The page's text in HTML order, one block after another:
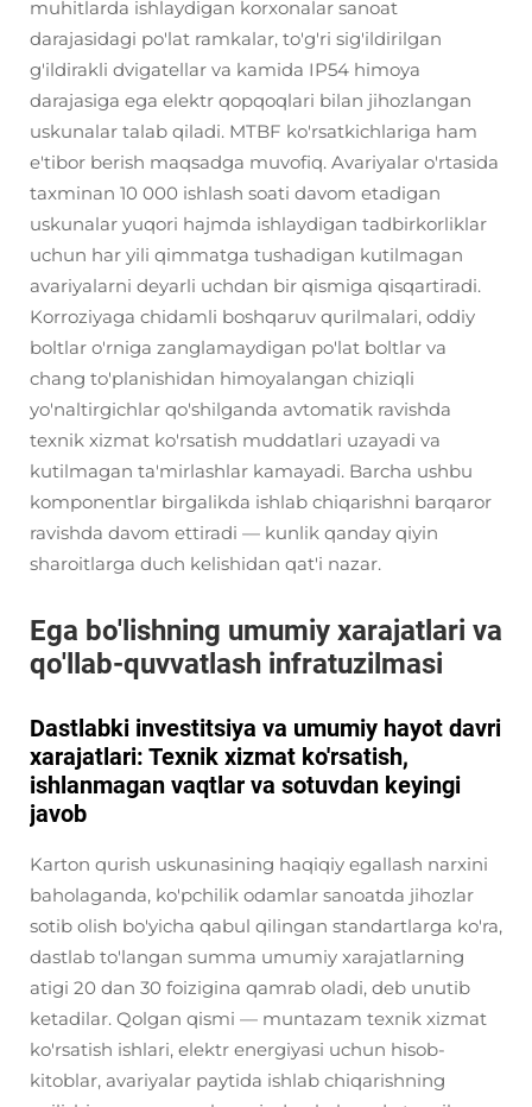
muhitlarda ishlaydigan korxonalar sanoat
darajasidagi po'lat ramkalar, to'g'ri sig'ildirilgan
g'ildirakli dvigatellar va kamida IP54 himoya
darajasiga ega elektr qopqoqlari bilan jihozlangan
uskunalar talab qiladi. MTBF ko'rsatkichlariga ham
e'tibor berish maqsadga muvofiq. Avariyalar o'rtasida
taxminan 10 000 ishlash soati davom etadigan
uskunalar yuqori hajmda ishlaydigan tadbirkorliklar
uchun har yili qimmatga tushadigan kutilmagan
avariyalarni deyarli uchdan bir qismiga qisqartiradi.
Korroziyaga chidamli boshqaruv qurilmalari, oddiy
boltlar o'rniga zanglamaydigan po'lat boltlar va
chang to'planishidan himoyalangan chiziqli
yo'naltirgichlar qo'shilganda avtomatik ravishda
texnik xizmat ko'rsatish muddatlari uzayadi va
kutilmagan ta'mirlashlar kamayadi. Barcha ushbu
komponentlar birgalikda ishlab chiqarishni barqaror
ravishda davom ettiradi — kunlik qanday qiyin
sharoitlarga duch kelishidan qat'i nazar.
Ega bo'lishning umumiy xarajatlari va
qo'llab-quvvatlash infratuzilmasi
Dastlabki investitsiya va umumiy hayot davri
xarajatlari: Texnik xizmat ko'rsatish,
ishlanmagan vaqtlar va sotuvdan keyingi
javob
Karton qurish uskunasining haqiqiy egallash narxini
baholaganda, ko'pchilik odamlar sanoatda jihozlar
sotib olish bo'yicha qabul qilingan standartlarga ko'ra,
dastlab to'langan summa umumiy xarajatlarning
atigi 20 dan 30 foizigina qamrab oladi, deb unutib
ketadilar. Qolgan qismi — muntazam texnik xizmat
ko'rsatish ishlari, elektr energiyasi uchun hisob-
kitoblar, avariyalar paytida ishlab chiqarishning